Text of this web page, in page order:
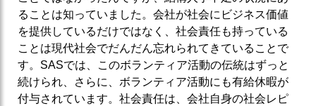
ることは知っていました。会社が社会にビジネス価値
を提供しているだけではなく、社会責任も持っている
ことは現代社会でだんだん忘れられてきていることで
す。SASでは、このボランティア活動の伝統はずっと
続けられ、さらに、ボランティア活動にも有給休暇が
付与されています。社会責任は、会社自身の社会レピ